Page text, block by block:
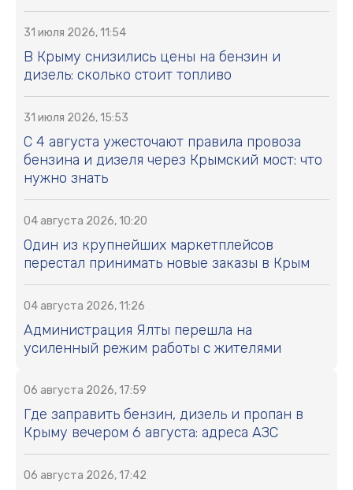
31 июля 2026, 11:54
В Крыму снизились цены на бензин и
дизель: сколько стоит топливо
31 июля 2026, 15:53
С 4 августа ужесточают правила провоза
бензина и дизеля через Крымский мост: что
нужно знать
04 августа 2026, 10:20
Один из крупнейших маркетплейсов
перестал принимать новые заказы в Крым
04 августа 2026, 11:26
Администрация Ялты перешла на
усиленный режим работы с жителями
06 августа 2026, 17:59
Где заправить бензин, дизель и пропан в
Крыму вечером 6 августа: адреса АЗС
06 августа 2026, 17:42